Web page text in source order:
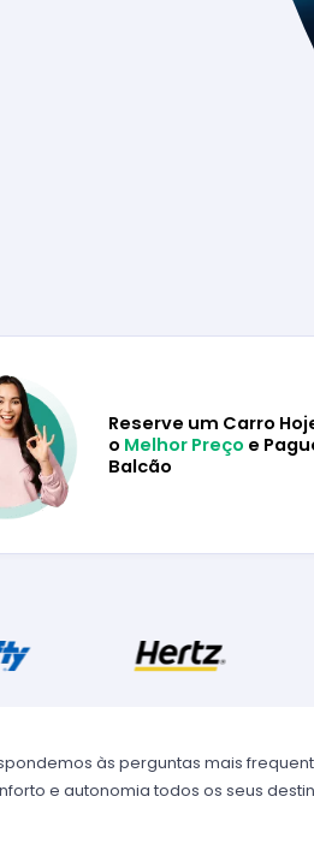
Reserve um Carro
o Melhor Preço e
Balcão
às perguntas mais
e autonomia todos os seus